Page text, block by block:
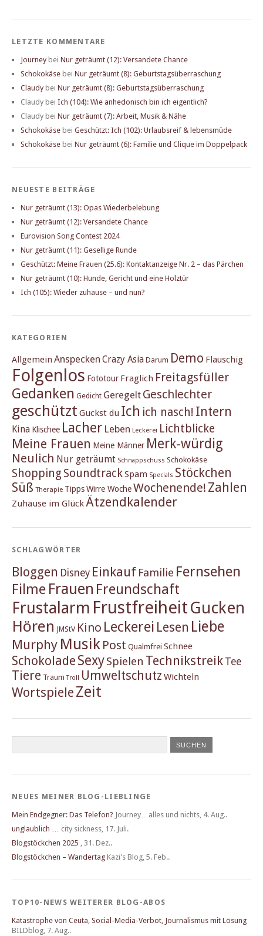
LETZTE KOMMENTARE
Journey bei Nur geträumt (12): Versandete Chance
Schokokäse bei Nur geträumt (8): Geburtstagsüberraschung
Claudy bei Nur geträumt (8): Geburtstagsüberraschung
Claudy bei Ich (104): Wie anhedonisch bin ich eigentlich?
Claudy bei Nur geträumt (7): Arbeit, Musik & Nähe
Schokokäse bei Geschützt: Ich (102): Urlaubsreif & lebensmüde
Schokokäse bei Nur geträumt (6): Familie und Clique im Doppelpack
NEUESTE BEITRÄGE
Nur geträumt (13): Opas Wiederbelebung
Nur geträumt (12): Versandete Chance
Eurovision Song Contest 2024
Nur geträumt (11): Gesellige Runde
Geschützt: Meine Frauen (25.6): Kontaktanzeige Nr. 2 – das Pärchen
Nur geträumt (10): Hunde, Gericht und eine Holztür
Ich (105): Wieder zuhause – und nun?
KATEGORIEN
Allgemein Anspecken Crazy Asia Darum Demo Flauschig
Folgenlos Fototour Fraglich Freitagsfüller
Gedanken Gedicht Geregelt Geschlechter
geschützt Guckst du Ich ich nasch! Intern
Kina Klischee Lacher Leben Leckerei Lichtblicke
Meine Frauen Meine Männer Merk-würdig
Neulich Nur geträumt Schnappschuss Schokokäse
Shopping SoundtrackSpam Specials Stöckchen
Süß Therapie TippsWirre WocheWochenende! Zahlen
Zuhause im Glück Ätzendkalender
SCHLAGWÖRTER
Bloggen Disney Einkauf Familie Fernsehen
Filme Frauen Freundschaft
Frustalarm FrustfreiheitGucken
Hören JMStV Kino Leckerei Lesen Liebe
Murphy Musik Post Qualmfrei Schnee
Schokolade SexySpielen Technikstreik Tee
Tiere Traum Troll Umweltschutz Wichteln
Wortspiele Zeit
NEUES MEINER BLOG-LIEBLINGE
Mein Endgegner: Das Telefon? Journey…alles und nichts 4. Aug..
unglaublich …
city sickness 17. Juli.
Blogstöckchen 2025
31. Dez..
Blogstöckchen – Wandertag Kazi's Blog 5. Feb..
TOP10-NEWS WEITERER BLOG-ABOS
Katastrophe von Ceuta, Social-Media-Verbot, Journalismus mit Lösung
BILDblog 7. Aug..